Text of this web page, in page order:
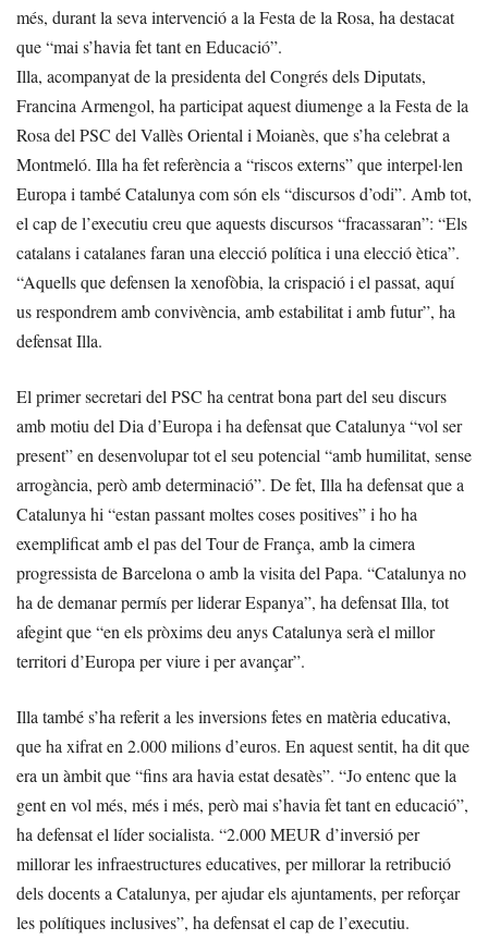
més, durant la seva intervenció a la Festa de la Rosa, ha destacat
que “mai s’havia fet tant en Educació”.
Illa, acompanyat de la presidenta del Congrés dels Diputats,
Francina Armengol, ha participat aquest diumenge a la Festa de la
Rosa del PSC del Vallès Oriental i Moianès, que s’ha celebrat a
Montmeló. Illa ha fet referència a “riscos externs” que interpel·len
Europa i també Catalunya com són els “discursos d’odi”. Amb tot,
el cap de l’executiu creu que aquests discursos “fracassaran”: “Els
catalans i catalanes faran una elecció política i una elecció ètica”.
“Aquells que defensen la xenofòbia, la crispació i el passat, aquí
us respondrem amb convivència, amb estabilitat i amb futur”, ha
defensat Illa.
El primer secretari del PSC ha centrat bona part del seu discurs
amb motiu del Dia d’Europa i ha defensat que Catalunya “vol ser
present” en desenvolupar tot el seu potencial “amb humilitat, sense
arrogància, però amb determinació”. De fet, Illa ha defensat que a
Catalunya hi “estan passant moltes coses positives” i ho ha
exemplificat amb el pas del Tour de França, amb la cimera
progressista de Barcelona o amb la visita del Papa. “Catalunya no
ha de demanar permís per liderar Espanya”, ha defensat Illa, tot
afegint que “en els pròxims deu anys Catalunya serà el millor
territori d’Europa per viure i per avançar”.
Illa també s’ha referit a les inversions fetes en matèria educativa,
que ha xifrat en 2.000 milions d’euros. En aquest sentit, ha dit que
era un àmbit que “fins ara havia estat desatès”. “Jo entenc que la
gent en vol més, més i més, però mai s’havia fet tant en educació”,
ha defensat el líder socialista. “2.000 MEUR d’inversió per
millorar les infraestructures educatives, per millorar la retribució
dels docents a Catalunya, per ajudar els ajuntaments, per reforçar
les polítiques inclusives”, ha defensat el cap de l’executiu.